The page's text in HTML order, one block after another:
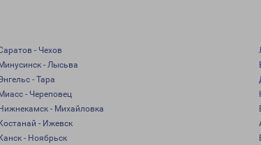
- Чехов
Минусинск - Лысьва
- Тара
Миасс - Череповец
Нижнекамск - Михайловка
Костанай - Ижевск
Канск - Ноябрьск